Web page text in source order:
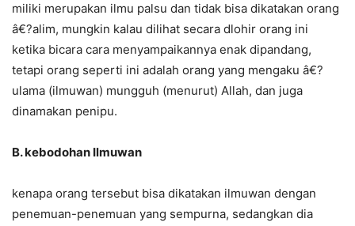
miliki merupakan ilmu palsu dan tidak bisa dikatakan orang
â€?alim, mungkin kalau dilihat secara dlohir orang ini
ketika bicara cara menyampaikannya enak dipandang,
tetapi orang seperti ini adalah orang yang mengaku â€?
ulama (ilmuwan) mungguh (menurut) Allah, dan juga
dinamakan penipu.
B. kebodohan Ilmuwan
kenapa orang tersebut bisa dikatakan ilmuwan dengan
penemuan-penemuan yang sempurna, sedangkan dia